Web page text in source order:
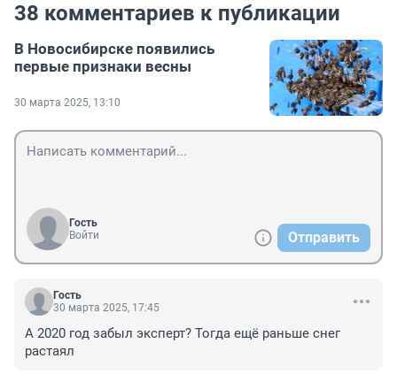
38 комментариев к публикации
В Новосибирске появились
первые признаки весны
30 марта 2025, 13:10
Гость
Войти
Отправить
Гость
30 марта 2025, 17:45
А 2020 год забыл эксперт? Тогда ещё раньше снег
растаял